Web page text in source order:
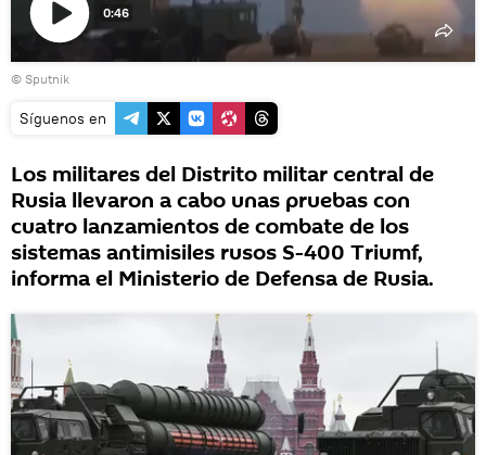
Reproducir
vídeo
0:46
© Sputnik
Síguenos en
Los militares del Distrito militar central de
Rusia llevaron a cabo unas pruebas con
cuatro lanzamientos de combate de los
sistemas antimisiles rusos S-400 Triumf,
informa el Ministerio de Defensa de Rusia.